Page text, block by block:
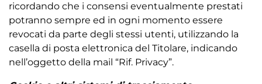
ricordando che i consensi eventualmente prestati
potranno sempre ed in ogni momento essere
revocati da parte degli stessi utenti, utilizzando la
casella di posta elettronica del Titolare, indicando
nell’oggetto della mail “Rif. Privacy”.